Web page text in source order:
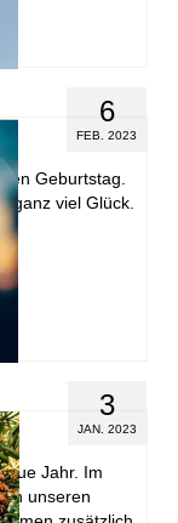
6
FEB. 2023
Geburtstag.
ganz viel Glück.
3
JAN. 2023
Jahr. Im
unseren